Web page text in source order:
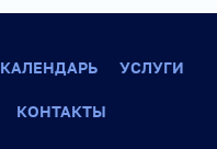
КАЛЕНДАРЬ УСЛУГИ
КОНТАКТЫ